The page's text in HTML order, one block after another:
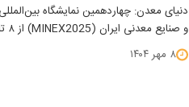
دنیای معدن: چهاردهمین نمایشگاه
و صنایع معدنی ایران (MINEX2025) از ۸ تا ۱۱…
۸ مهر ۱۴۰۴